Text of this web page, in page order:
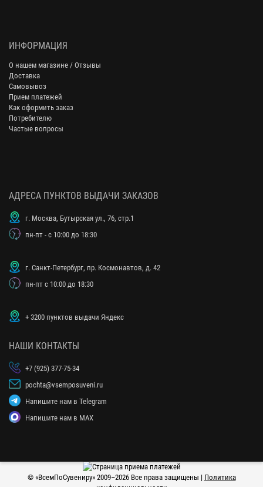
ИНФОРМАЦИЯ
О нашем магазине / Отзывы
Доставка
Самовывоз
Прием платежей
Как оформить заказ
Потребителю
Частые вопросы
АДРЕСА ПУНКТОВ ВЫДАЧИ ЗАКАЗОВ
г. Москва, Бутырская ул., 76, стр.1
пн-пт - с 10:00 до 18:30
г. Санкт-Петербург, пр. Космонавтов, д. 42
пн-пт с 10:00 до 18:30
+ 3200 пунктов выдачи Яндекс
НАШИ КОНТАКТЫ
+7 (925) 377-75-34
pochta@vsemposuveni.ru
Напишите нам в Telegram
Напишите нам в MAX
© «ВсемПоСувениру» 2009–2026 Все права защищены | Политика